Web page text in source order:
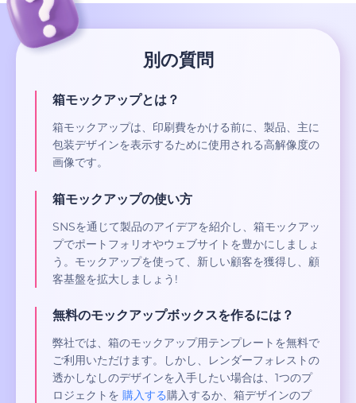
別の質問
箱モックアップとは？
箱モックアップは、印刷費をかける前に、製品、主に
包装デザインを表示するために使用される高解像度の
画像です。
箱モックアップの使い方
SNSを通じて製品のアイデアを紹介し、箱モックアッ
プでポートフォリオやウェブサイトを豊かにしましょ
う。モックアップを使って、新しい顧客を獲得し、顧
客基盤を拡大しましょう!
無料のモックアップボックスを作るには？
弊社では、箱のモックアップ用テンプレートを無料で
ご利用いただけます。しかし、レンダーフォレストの
透かしなしのデザインを入手したい場合は、1つのプ
ロジェクトを 購入する購入するか、箱デザインのプ